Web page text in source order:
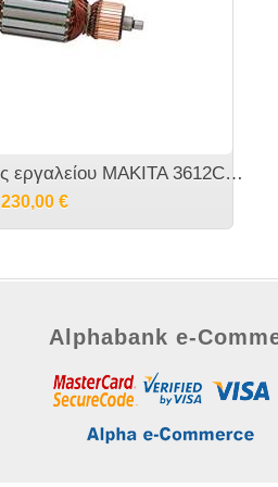
Μπομπίνα ροτορας εργαλείου MAKITA 3612C - 516508-9
230,00 €
Alphabank e-